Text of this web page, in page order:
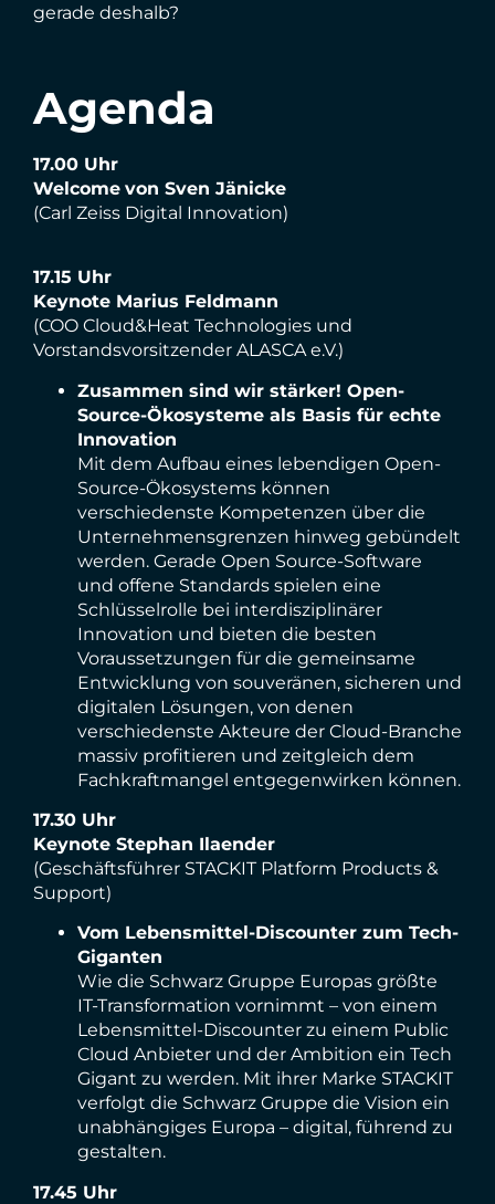
gerade deshalb?
Agenda
17.00 Uhr
Welcome von Sven Jänicke
(Carl Zeiss Digital Innovation)
17.15 Uhr
Keynote Marius Feldmann
(COO Cloud&Heat Technologies und
Vorstandsvorsitzender ALASCA e.V.)
Zusammen sind wir stärker! Open-
Source-Ökosysteme als Basis für echte
Innovation
Mit dem Aufbau eines lebendigen Open-
Source-Ökosystems können
verschiedenste Kompetenzen über die
Unternehmensgrenzen hinweg gebündelt
werden. Gerade Open Source-Software
und offene Standards spielen eine
Schlüsselrolle bei interdisziplinärer
Innovation und bieten die besten
Voraussetzungen für die gemeinsame
Entwicklung von souveränen, sicheren und
digitalen Lösungen, von denen
verschiedenste Akteure der Cloud-Branche
massiv profitieren und zeitgleich dem
Fachkraftmangel entgegenwirken können.
17.30 Uhr
Keynote Stephan Ilaender
(Geschäftsführer STACKIT Platform Products &
Support)
Vom Lebensmittel-Discounter zum Tech-
Giganten
Wie die Schwarz Gruppe Europas größte
IT-Transformation vornimmt – von einem
Lebensmittel-Discounter zu einem Public
Cloud Anbieter und der Ambition ein Tech
Gigant zu werden. Mit ihrer Marke STACKIT
verfolgt die Schwarz Gruppe die Vision ein
unabhängiges Europa – digital, führend zu
gestalten.
17.45 Uhr